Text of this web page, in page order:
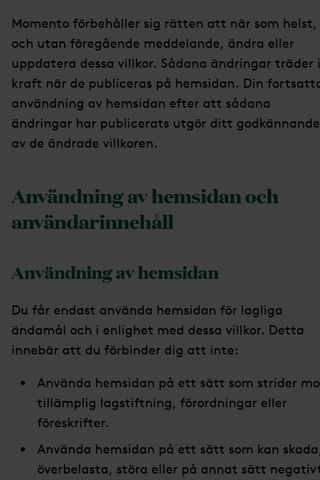
Momento förbehåller sig rätten att när som helst,
och utan föregående meddelande, ändra eller
uppdatera dessa villkor. Sådana ändringar träder i
kraft när de publiceras på hemsidan. Din
användning av hemsidan efter att sådana
ändringar har publicerats utgör ditt godkännande
av de ändrade villkoren.
Användning av hemsidan och
användarinnehåll
Användning av hemsidan
Du får endast använda hemsidan för lagliga
ändamål och i enlighet med dessa villkor. Detta
innebär att du förbinder dig att inte:
Använda hemsidan på ett sätt som strider
tillämplig lagstiftning, förordningar eller
föreskrifter.
Använda hemsidan på ett sätt som kan
överbelasta, störa eller på annat sätt